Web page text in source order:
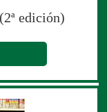
edición)